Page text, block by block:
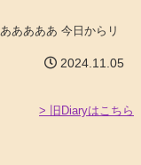
ああああ 今日からリ
2024.11.05
> 旧Diaryはこちら